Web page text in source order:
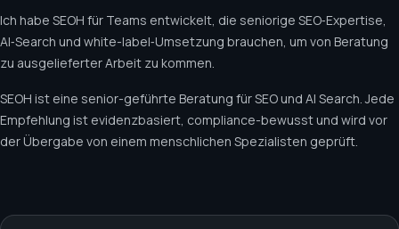
Ich habe SEOH für Teams entwickelt, die seniorige SEO‑Expertise,
AI‑Search und white-label‑Umsetzung brauchen, um von Beratung
zu ausgelieferter Arbeit zu kommen.
SEOH ist eine senior-geführte Beratung für SEO und AI Search. Jede
Empfehlung ist evidenzbasiert, compliance-bewusst und wird vor
der Übergabe von einem menschlichen Spezialisten geprüft.